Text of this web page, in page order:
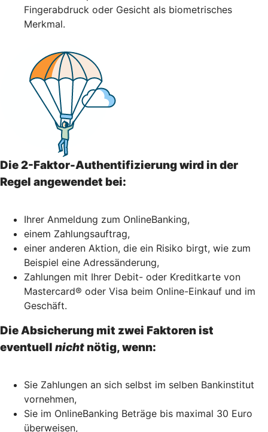
Fingerabdruck oder Gesicht als biometrisches
Merkmal.
Die 2-Faktor-Authentifizierung wird in der
Regel angewendet bei:
Ihrer Anmeldung zum OnlineBanking,
einem Zahlungsauftrag,
einer anderen Aktion, die ein Risiko birgt, wie zum
Beispiel eine Adressänderung,
Zahlungen mit Ihrer Debit- oder Kreditkarte von
Mastercard® oder Visa beim Online-Einkauf und im
Geschäft.
Die Absicherung mit zwei Faktoren ist
eventuell nicht nötig, wenn:
Sie Zahlungen an sich selbst im selben Bankinstitut
vornehmen,
Sie im OnlineBanking Beträge bis maximal 30 Euro
überweisen,